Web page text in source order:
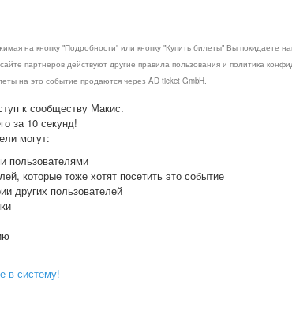
на кнопку "Подробности" или кнопку "Купить билеты" Вы покидаете
партнеров действуют другие правила пользования и политика
на это событие продаются через AD ticket GmbH.
к сообществу Макис.
за 10 секунд!
могут:
пользователями
которые тоже хотят посетить это событие
других пользователей
в систему!